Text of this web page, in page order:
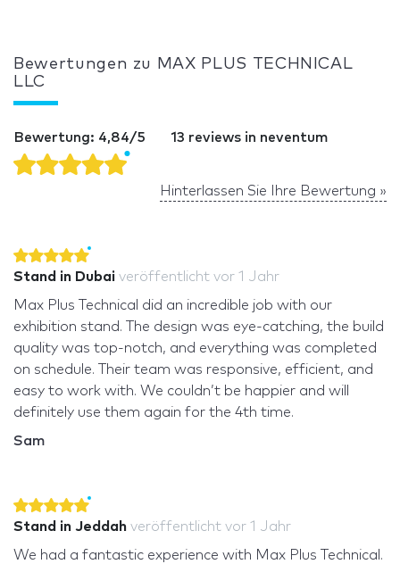
Bewertungen zu MAX PLUS TECHNICAL
LLC
Bewertung: 4,84/5 13 reviews in neventum
Hinterlassen Sie Ihre Bewertung »
Stand in Dubai veröffentlicht vor 1 Jahr
Max Plus Technical did an incredible job with our
exhibition stand. The design was eye-catching, the build
quality was top-notch, and everything was completed
on schedule. Their team was responsive, efficient, and
easy to work with. We couldn’t be happier and will
definitely use them again for the 4th time.
Sam
Stand in Jeddah veröffentlicht vor 1 Jahr
We had a fantastic experience with Max Plus Technical.